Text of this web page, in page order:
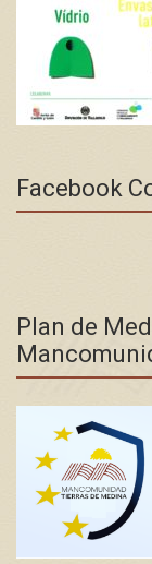
Facebook
Plan de